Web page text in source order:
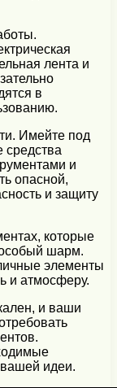
лента и
в
Имейте под
средства
и
опасной,
и защиту
которые
шарм.
элементы
и атмосферу.
и ваши
идеи.